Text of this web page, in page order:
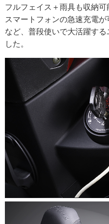
フルフェイス＋雨具も収納可
スマートフォンの急速充電
など、普段使いで大活躍す
した。